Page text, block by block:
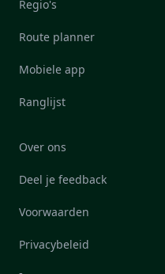
Regio's
Route planner
Mobiele app
Ranglijst
Over ons
Deel je feedback
Voorwaarden
Privacybeleid